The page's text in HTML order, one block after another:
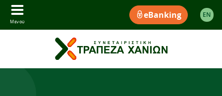
Μενού
eBanking EΝ